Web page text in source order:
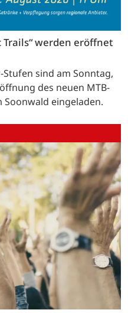
werden eröffnet
sind am Sonntag,
des neuen MTB-
Soonwald eingeladen.